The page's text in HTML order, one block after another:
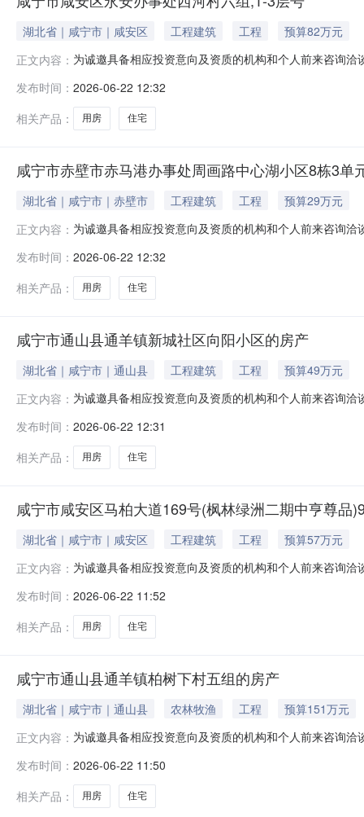
湖北省｜咸宁市｜咸安区 工程建筑 工程
预算82万元
正文内容： 为诚邀具备相应投资意向及资质的机构和个人前来咨询
本案已进入强制执行阶段，该资产权属清晰且不存在其
终处置方式
发布时间： 2026-06-22 12:32
相关产品：
用房 住宅
咸宁市赤壁市赤马港办事处周画路中心湖小区8栋3单
湖北省｜咸宁市｜赤壁市 工程建筑 工程
预算29万元
正文内容： 为诚邀具备相应投资意向及资质的机构和个人前来咨询
法院核实。本案已进入强制执行阶段，该资产权属清晰
式进行，最终
发布时间： 2026-06-22 12:32
相关产品：
用房 住宅
咸宁市通山县通羊镇新城社区向阳小区的房产
湖北省｜咸宁市｜通山县 工程建筑 工程
预算49万元
正文内容： 为诚邀具备相应投资意向及资质的机构和个人前来咨询
案已进入强制执行阶段，该资产权属清晰且不存在其他
处置方式、成交
发布时间： 2026-06-22 12:31
相关产品：
用房 住宅
咸宁市咸安区马柏大道169号(枫林绿洲二期中亨尊品
湖北省｜咸宁市｜咸安区 工程建筑 工程
预算57万元
正文内容： 为诚邀具备相应投资意向及资质的机构和个人前来咨询
元；5.费用情况：待向法院核实（水费、电费、物业费
发布时间： 2026-06-22 11:52
相关产品：
用房 住宅
咸宁市通山县通羊镇柏树下村五组的房产
湖北省｜咸宁市｜通山县 农林牧渔 工程
预算151万元
正文内容： 为诚邀具备相应投资意向及资质的机构和个人前来咨询
已进入强制执行阶段，该资产权属清晰且不存在其他纠
置方式、成交
发布时间： 2026-06-22 11:50
相关产品：
用房 住宅